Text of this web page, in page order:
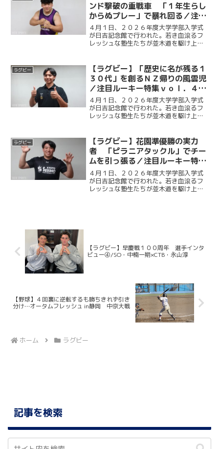
正大に連続トライを奪われ...
ンド撃破の重戦車 「１年生らし
からぬプレー」で暴れ回る／注目
ルーキー特集ｖｏ l . ５ 喜瑛人
４月１日、２０２６年度大学学部入学式
が日吉記念館で行われた。若き血滾るフ
レッシュな塾生たちが並木道を駆け上が
の中から注目選手５人にインタビューを
行った。最終回となる今回...
ラグビー
【ラグビー】「歴史に名が残る１
３０代」を創るＮＺ帰りの風雲児
／注目ルーキー特集ｖｏｌ．４
小坂莉央
４月１日、２０２６年度大学学部入学式
が日吉記念館で行われた。若き血滾るフ
レッシュな塾生たちが並木道を駆け上が
の中から注目選手５人にインタビューを
行った。第４回目となる今...
ラグビー
【ラグビー】花園準優勝の実力
者 「ピラニアタックル」でチー
ムを引っ張る／注目ルーキー特集
ｖｏｌ．３ 米本啓太朗
４月１日、２０２６年度大学学部入学式
が日吉記念館で行われた。若き血滾るフ
レッシュな塾生たちが並木道を駆け上が
【ラグビー】早慶戦１００周年 選手インタ
ビュー④/SO・中楠一期×CTB・永山淳
【野球】４回裏に逆転するも勝ちきれず引き
分け…オータムフレッシュ in静岡 中京大戦
ホーム ラグビー
記事を検索